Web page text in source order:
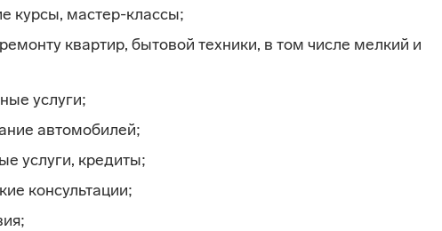
курсы, мастер-классы;
квартир, бытовой техники, в том числе мелкий и
услуги;
автомобилей;
услуги, кредиты;
консультации;